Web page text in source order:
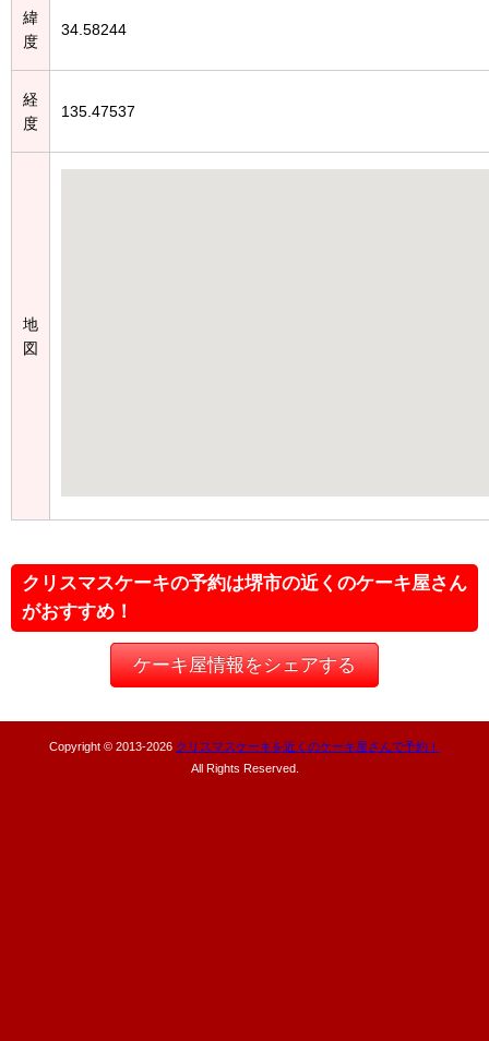
緯
度
34.58244
経
度
135.47537
地
図
クリスマスケーキの予約は堺市の近くのケーキ屋さん
がおすすめ！
ケーキ屋情報をシェアする
Copyright © 2013-2026 クリスマスケーキを近くのケーキ屋さんで予約！
All Rights Reserved.